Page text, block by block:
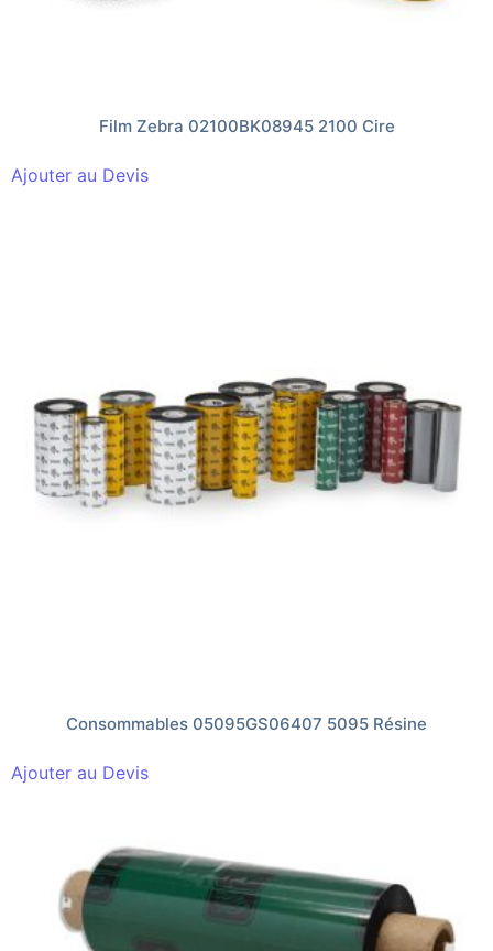
Film Zebra 02100BK08945 2100 Cire
Ajouter au Devis
Consommables 05095GS06407 5095 Résine
Ajouter au Devis